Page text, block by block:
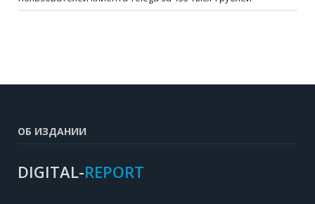
ОБ ИЗДАНИИ
DIGITAL-REPORT